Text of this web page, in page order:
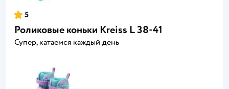
5
Роликовые коньки Kreiss L 38-41
Супер, катаемся каждый день